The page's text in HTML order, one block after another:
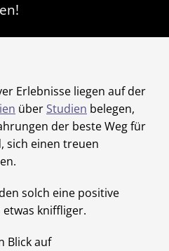
Erlebnisse liegen auf der
über Studien belegen,
der beste Weg für
sich einen treuen
solch eine positive
etwas kniffliger.
Blick auf